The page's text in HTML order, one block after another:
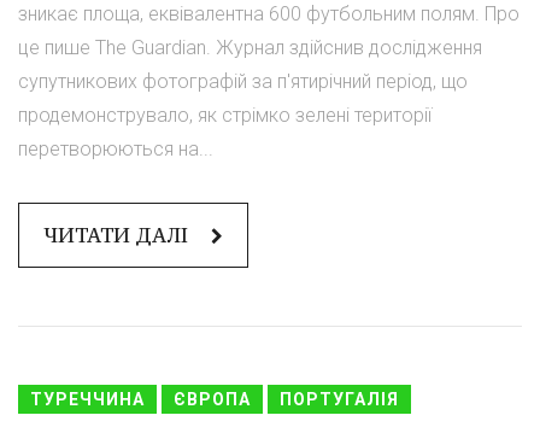
зникає площа, еквівалентна 600 футбольним полям. Про
це пише The Guardian. Журнал здійснив дослідження
супутникових фотографій за п'ятирічний період, що
продемонструвало, як стрімко зелені території
перетворюються на...
ЧИТАТИ ДАЛІ
ТУРЕЧЧИНА ЄВРОПА ПОРТУГАЛІЯ